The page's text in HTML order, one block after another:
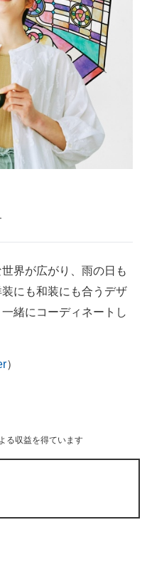
界が広がり、雨の日も
にも和装にも合うデザ
緒にコーディネートし
）
る収益を得ています